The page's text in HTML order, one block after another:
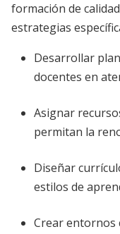
formación de
estrategias
Desarrollar
docentes en
Asignar
permitan la
Diseñar
estilos de
Crear entornos